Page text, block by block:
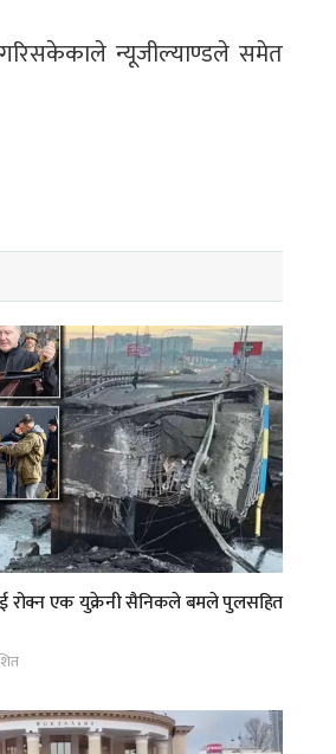
न्यूजील्याण्डले समेत
रोक्न एक युक्रेनी सैनिकले बमले पुलसहित